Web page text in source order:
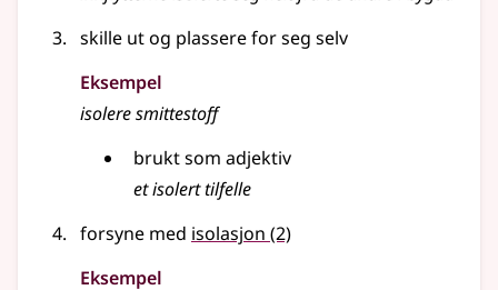
skille ut og plassere for seg selv
Eksempel
isolere smittestoff
brukt som adjektiv
et isolert tilfelle
forsyne med isolasjon (2)
Eksempel